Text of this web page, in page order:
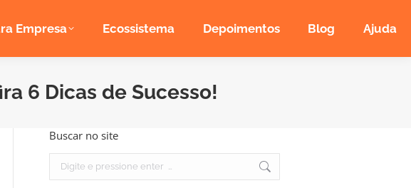
Empresa Ecossistema Depoimentos Blog Ajuda
6 Dicas de Sucesso!
Buscar no site
Search: